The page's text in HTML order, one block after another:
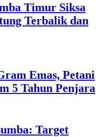
Timur Siksa
Terbalik dan
Emas, Petani
5 Tahun Penjara
Target